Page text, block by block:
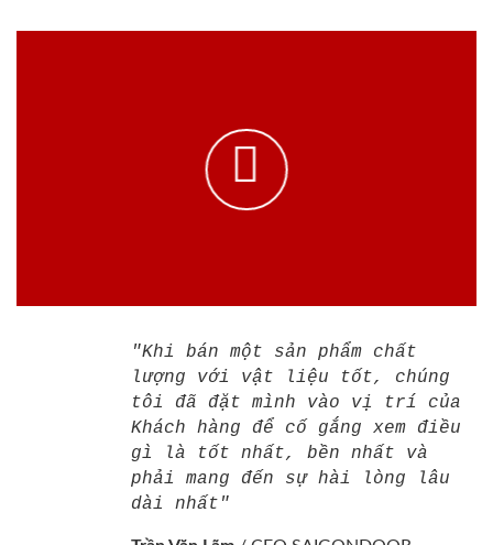
"Khi bán một sản phẩm chất
lượng với vật liệu tốt, chúng
tôi đã đặt mình vào vị trí của
Khách hàng để cố gắng xem điều
gì là tốt nhất, bền nhất và
phải mang đến sự hài lòng lâu
dài nhất"